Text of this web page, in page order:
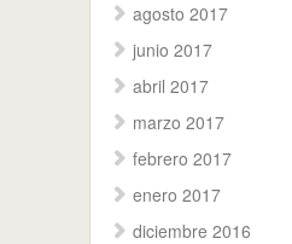
agosto 2017
junio 2017
abril 2017
marzo 2017
febrero 2017
enero 2017
diciembre 2016